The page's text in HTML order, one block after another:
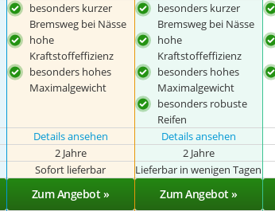
besonders kurzer
Bremsweg bei Nässe
hohe
Kraftstoffeffizienz
besonders hohes
Maximalgewicht
besonders kurzer
Bremsweg bei Nässe
hohe
Kraftstoffeffizienz
besonders hohes
Maximalgewicht
besonders robuste
Reifen
Details ansehen Details ansehen
2 Jahre 2 Jahre
Sofort lieferbar Lieferbar in wenigen Tagen
Zum Angebot » Zum Angebot »